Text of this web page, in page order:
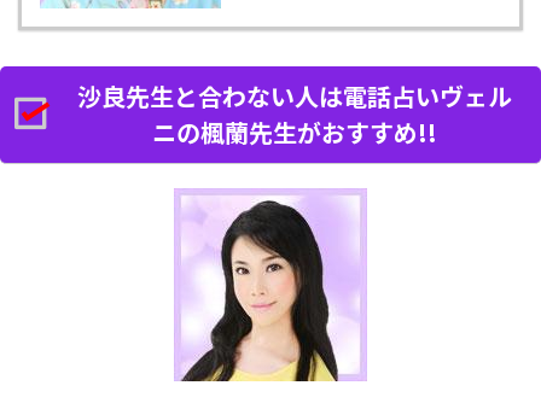
沙良先生と合わない人は電話占いヴェル
ニの楓蘭先生がおすすめ!!